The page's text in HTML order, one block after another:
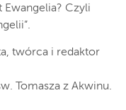
Ewangelia? Czyli
twórca i redaktor
Tomasza z Akwinu.